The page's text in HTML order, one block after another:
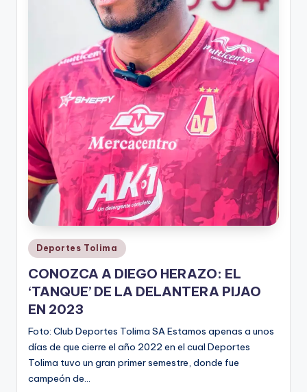
Publicado
en
Deportes Tolima
CONOZCA A DIEGO HERAZO: EL
‘TANQUE’ DE LA DELANTERA PIJAO
EN 2023
Foto: Club Deportes Tolima SA Estamos apenas a unos
días de que cierre el año 2022 en el cual Deportes
Tolima tuvo un gran primer semestre, donde fue
campeón de…